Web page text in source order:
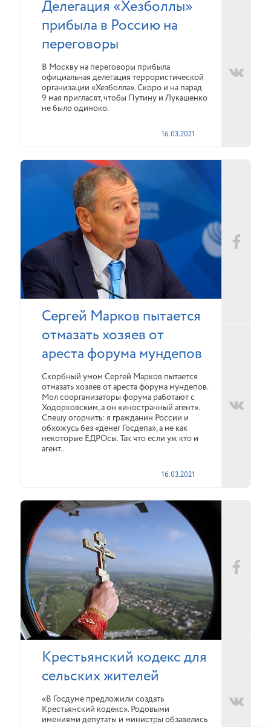
Делегация «Хезболлы»
прибыла в Россию на
переговоры
В Москву на переговоры прибыла
официальная делегация террористической
организации «Хезболла». Скоро и на парад
9 мая пригласят, чтобы Путину и Лукашенко
не было одиноко.
16.03.2021
Сергей Марков пытается
отмазать хозяев от
ареста форума мундепов
Скорбный умом Сергей Марков пытается
отмазать хозяев от ареста форума мундепов.
Мол соорганизаторы форума работают с
Ходорковским, а он «иностранный агент».
Спешу огорчить: я гражданин России и
обхожусь без «денег Госдепа», а не как
некоторые ЕДРОсы. Так что если уж кто и
агент..
16.03.2021
Крестьянский кодекс для
сельских жителей
«В Госдуме предложили создать
Крестьянский кодекс». Родовыми
имениями депутаты и министры обзавелись